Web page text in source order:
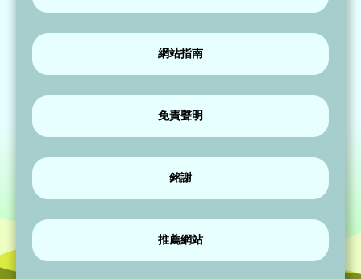
網站指南
免責聲明
銘謝
推薦網站